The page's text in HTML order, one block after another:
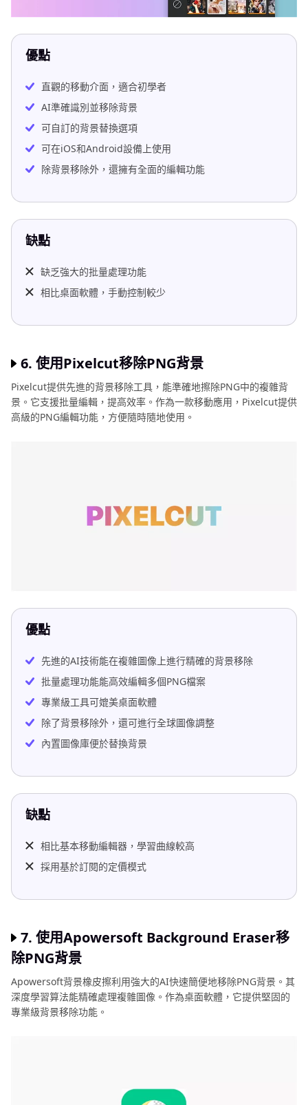
優點
直觀的移動介面，適合初學者
AI準確識別並移除背景
可自訂的背景替換選項
可在iOS和Android設備上使用
除背景移除外，還擁有全面的編輯功能
缺點
缺乏強大的批量處理功能
相比桌面軟體，手動控制較少
6. 使用Pixelcut移除PNG背景
Pixelcut提供先進的背景移除工具，能準確地擦除PNG中的複雜背
景。它支援批量編輯，提高效率。作為一款移動應用，Pixelcut提供
高級的PNG編輯功能，方便隨時隨地使用。
優點
先進的AI技術能在複雜圖像上進行精確的背景移除
批量處理功能能高效編輯多個PNG檔案
專業級工具可媲美桌面軟體
除了背景移除外，還可進行全球圖像調整
內置圖像庫便於替換背景
缺點
相比基本移動編輯器，學習曲線較高
採用基於訂閱的定價模式
7. 使用Apowersoft Background Eraser移
除PNG背景
Apowersoft背景橡皮擦利用強大的AI快速簡便地移除PNG背景。其
深度學習算法能精確處理複雜圖像。作為桌面軟體，它提供堅固的
專業級背景移除功能。